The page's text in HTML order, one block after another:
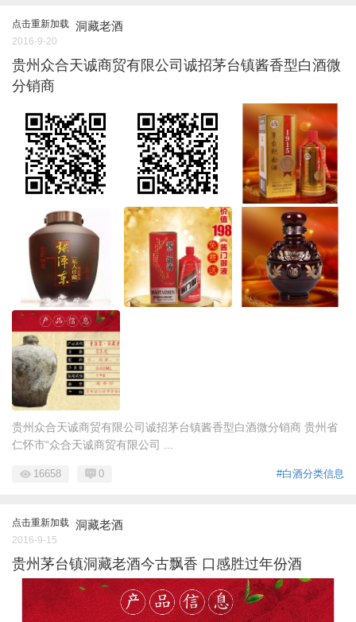
点击重新加载 洞藏老酒
2016-9-20
贵州众合天诚商贸有限公司诚招茅台镇酱香型白酒微
分销商
贵州众合天诚商贸有限公司诚招茅台镇酱香型白酒微分销商 贵州省
仁怀市“众合天诚商贸有限公司 ...
#白酒分类信息
16658 0
点击重新加载 洞藏老酒
2016-9-15
贵州茅台镇洞藏老酒今古飘香 口感胜过年份酒